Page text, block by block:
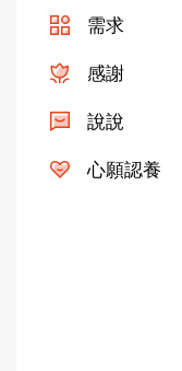
五、急難救助： 對於
當的補助，幫助其渡過難
聯絡電話：0913-
需求
感謝
說說
心願認養